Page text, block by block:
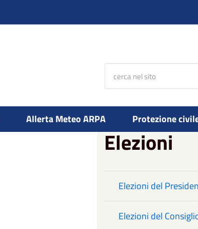
Allerta Meteo ARPA Protezione
Elezioni
Elezioni del
Elezioni del